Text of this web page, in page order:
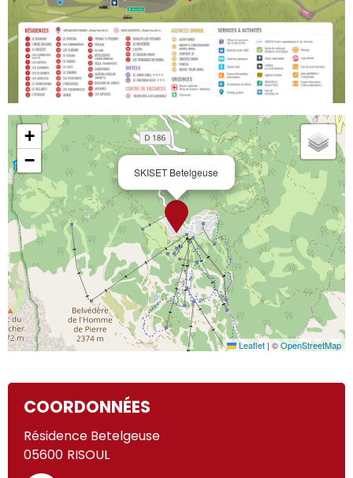
SKISET Betelgeuse
+
−
Leaflet | ©OpenStreetMap
COORDONNÉES
Résidence Betelgeuse
05600 RISOUL